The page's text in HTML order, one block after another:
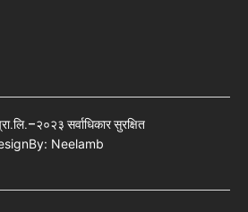
सर्वाधिकार सुरक्षित
Neelamb